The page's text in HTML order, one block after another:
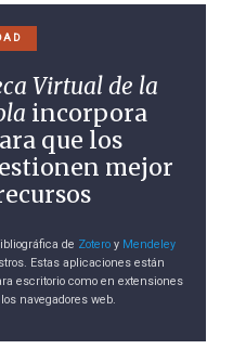
Virtual de la
incorpora
que los
mejor
de Zoteroy Mendeley
Estas aplicaciones están
escritorio como en extensiones
navegadores web.